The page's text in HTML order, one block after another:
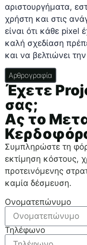
αριστουργήματα,
χρήστη και στις
είναι ότι κάθε pixel
καλή σχεδίαση
και να βελτιώνει
Αρθρογραφία
Έχετε
σας;
Ας το
Συμπληρώστε τη
εκτίμηση κόστους,
προτεινόμενης
καμία δέσμευση.
Ονοματεπώνυμο
Τηλέφωνο